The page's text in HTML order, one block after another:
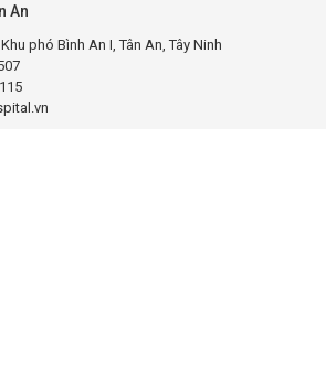
An
phó Bình An I, Tân An, Tây Ninh